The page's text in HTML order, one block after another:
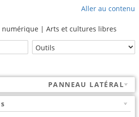
Aller au contenu
numérique | Arts et cultures libres
PANNEAU LATÉRAL